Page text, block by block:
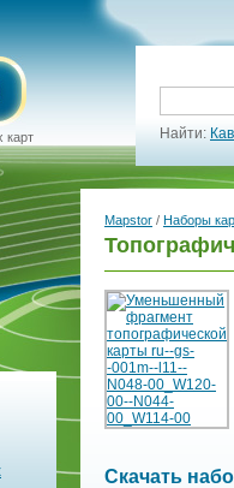
карт Найти:
Mapstor / Наборы
Скачать